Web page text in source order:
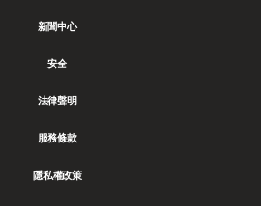
新聞中心
安全
法律聲明
服務條款
隱私權政策